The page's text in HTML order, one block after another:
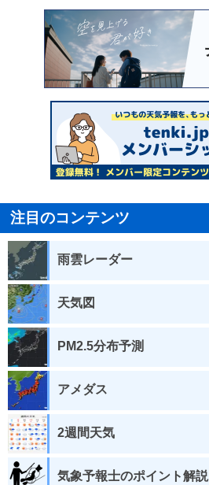
注目のコンテンツ
雨雲レーダー
天気図
PM2.5分布予測
アメダス
2週間天気
気象予報士のポイント解説